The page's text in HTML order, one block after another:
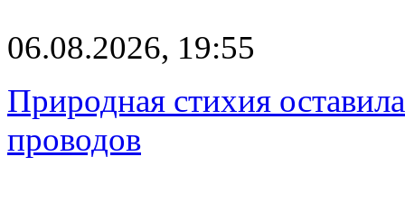
06.08.2026, 19:55
Природная стихия
проводов